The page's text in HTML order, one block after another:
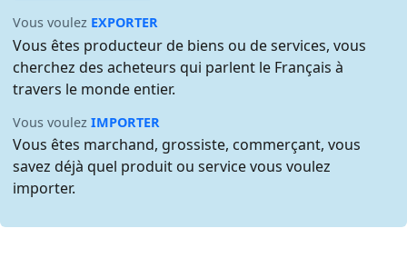
Vous voulez EXPORTER
Vous êtes producteur de biens ou de services, vous
cherchez des acheteurs qui parlent le Français à
travers le monde entier.
Vous voulezIMPORTER
Vous êtes marchand, grossiste, commerçant, vous
savez déjà quel produit ou service vous voulez
importer.